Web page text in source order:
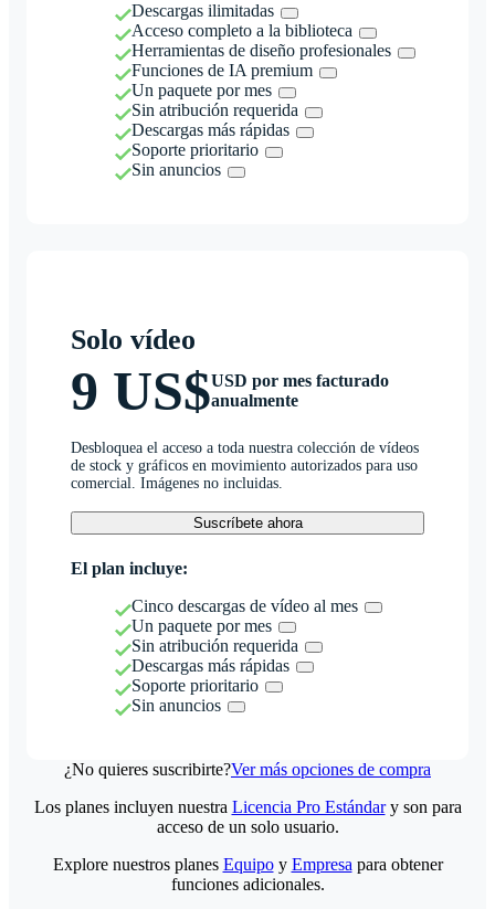
Descargas ilimitadas
Acceso completo a la biblioteca
Herramientas de diseño profesionales
Funciones de IA premium
Un paquete por mes
Sin atribución requerida
Descargas más rápidas
Soporte prioritario
Sin anuncios
Solo vídeo
9 US$USD por mes facturado
anualmente
Desbloquea el acceso a toda nuestra colección de vídeos
de stock y gráficos en movimiento autorizados para uso
comercial. Imágenes no incluidas.
Suscríbete ahora
El plan incluye:
Cinco descargas de vídeo al mes
Un paquete por mes
Sin atribución requerida
Descargas más rápidas
Soporte prioritario
Sin anuncios
¿No quieres suscribirte?Ver más opciones de compra
Los planes incluyen nuestra Licencia Pro Estándary son para
acceso de un solo usuario.
Explore nuestros planes Equipoy Empresa para obtener
funciones adicionales.